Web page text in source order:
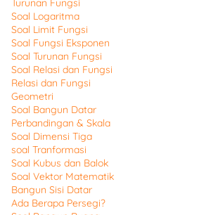
Turunan Fungsi
Soal Logaritma
Soal Limit Fungsi
Soal Fungsi Eksponen
Soal Turunan Fungsi
Soal Relasi dan Fungsi
Relasi dan Fungsi
Geometri
Soal Bangun Datar
Perbandingan & Skala
Soal Dimensi Tiga
soal Tranformasi
Soal Kubus dan Balok
Soal Vektor Matematik
Bangun Sisi Datar
Ada Berapa Persegi?